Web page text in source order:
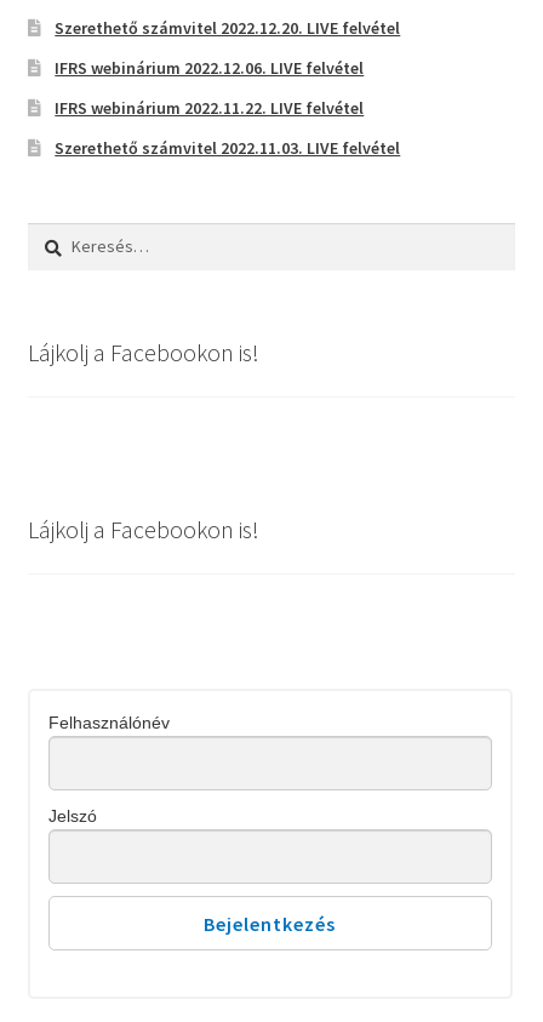
Szerethető számvitel 2022.12.20. LIVE felvétel
IFRS webinárium 2022.12.06. LIVE felvétel
IFRS webinárium 2022.11.22. LIVE felvétel
Szerethető számvitel 2022.11.03. LIVE felvétel
Keresés:
Lájkolj a Facebookon is!
Lájkolj a Facebookon is!
Felhasználónév
Jelszó